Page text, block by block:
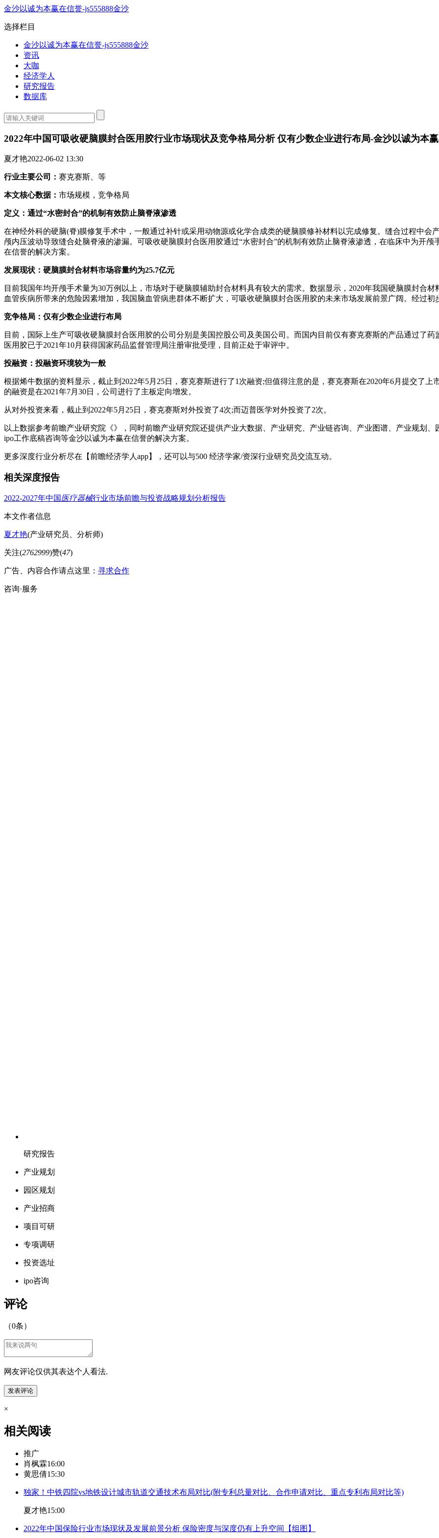
金沙以诚为本赢在信誉-js555888金沙
选择栏目
金沙以诚为本赢在信誉-js555888金沙
资讯
大咖
经济学人
研究报告
数据库
2022年中国可吸收硬脑膜封合医用胶行业市场现状及竞争格局分析 仅有少数企业进行布局-金沙以诚为本
夏才艳2022-06-02 13:30
行业主要公司： 赛克赛斯、等
本文核心数据： 市场规模，竞争格局
定义：通过“水密封合”的机制有效防止脑脊液渗透
在神经外科的硬脑(脊)膜修复手术中，一般通过补针或采用动物源或化学合成类的硬脑膜修补材料以完成修复。缝合过程中会
颅内压波动导致缝合处脑脊液的渗漏。可吸收硬脑膜封合医用胶通过“水密封合”的机制有效防止脑脊液渗透，在临床中为开
在信誉的解决方案。
发展现状：硬脑膜封合材料市场容量约为25.7亿元
目前我国年均开颅手术量为30万例以上，市场对于硬脑膜辅助封合材料具有较大的需求。数据显示，2020年我国硬脑膜封合
血管疾病所带来的危险因素增加，我国脑血管病患群体不断扩大，可吸收硬脑膜封合医用胶的未来市场发展前景广阔。经过
竞争格局：仅有少数企业进行布局
目前，国际上生产可吸收硬脑膜封合医用胶的公司分别是美国控股公司及美国公司。而国内目前仅有赛克赛斯的产品通过了
医用胶已于2021年10月获得国家药品监督管理局注册审批受理，目前正处于审评中。
投融资：投融资环境较为一般
根据烯牛数据的资料显示，截止到2022年5月25日，赛克赛斯进行了1次融资;但值得注意的是，赛克赛斯在2020年6月提交了
的融资是在2021年7月30日，公司进行了主板定向增发。
从对外投资来看，截止到2022年5月25日，赛克赛斯对外投资了4次;而迈普医学对外投资了2次。
以上数据参考前瞻产业研究院《》，同时前瞻产业研究院还提供产业大数据、产业研究、产业链咨询、产业图谱、产业规划
ipo工作底稿咨询等金沙以诚为本赢在信誉的解决方案。
更多深度行业分析尽在【前瞻经济学人app】，还可以与500 经济学家/资深行业研究员交流互动。
相关深度报告
2022-2027年中国医疗器械行业市场前瞻与投资战略规划分析报告
本文作者信息
夏才艳(产业研究员、分析师)
关注(2762999)赞(47)
广告、内容合作请点这里： 寻求合作
咨询·服务
研究报告
产业规划
园区规划
产业招商
项目可研
专项调研
投资选址
ipo咨询
评论
（0条）
网友评论仅供其表达个人看法.
×
相关阅读
推广
肖枫霖16:00
黄思倩15:30
独家！中铁四院vs地铁设计城市轨道交通技术布局对比(附专利总量对比、合作申请对比、重点专利布局对比等)
夏才艳15:00
2022年中国保险行业市场现状及发展前景分析 保险密度与深度仍有上升空间【组图】